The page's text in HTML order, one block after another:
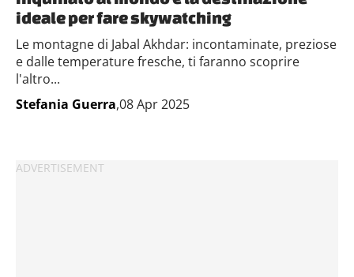
ideale per fare skywatching
Le montagne di Jabal Akhdar: incontaminate, preziose
e dalle temperature fresche, ti faranno scoprire
l'altro...
Stefania Guerra,08 Apr 2025